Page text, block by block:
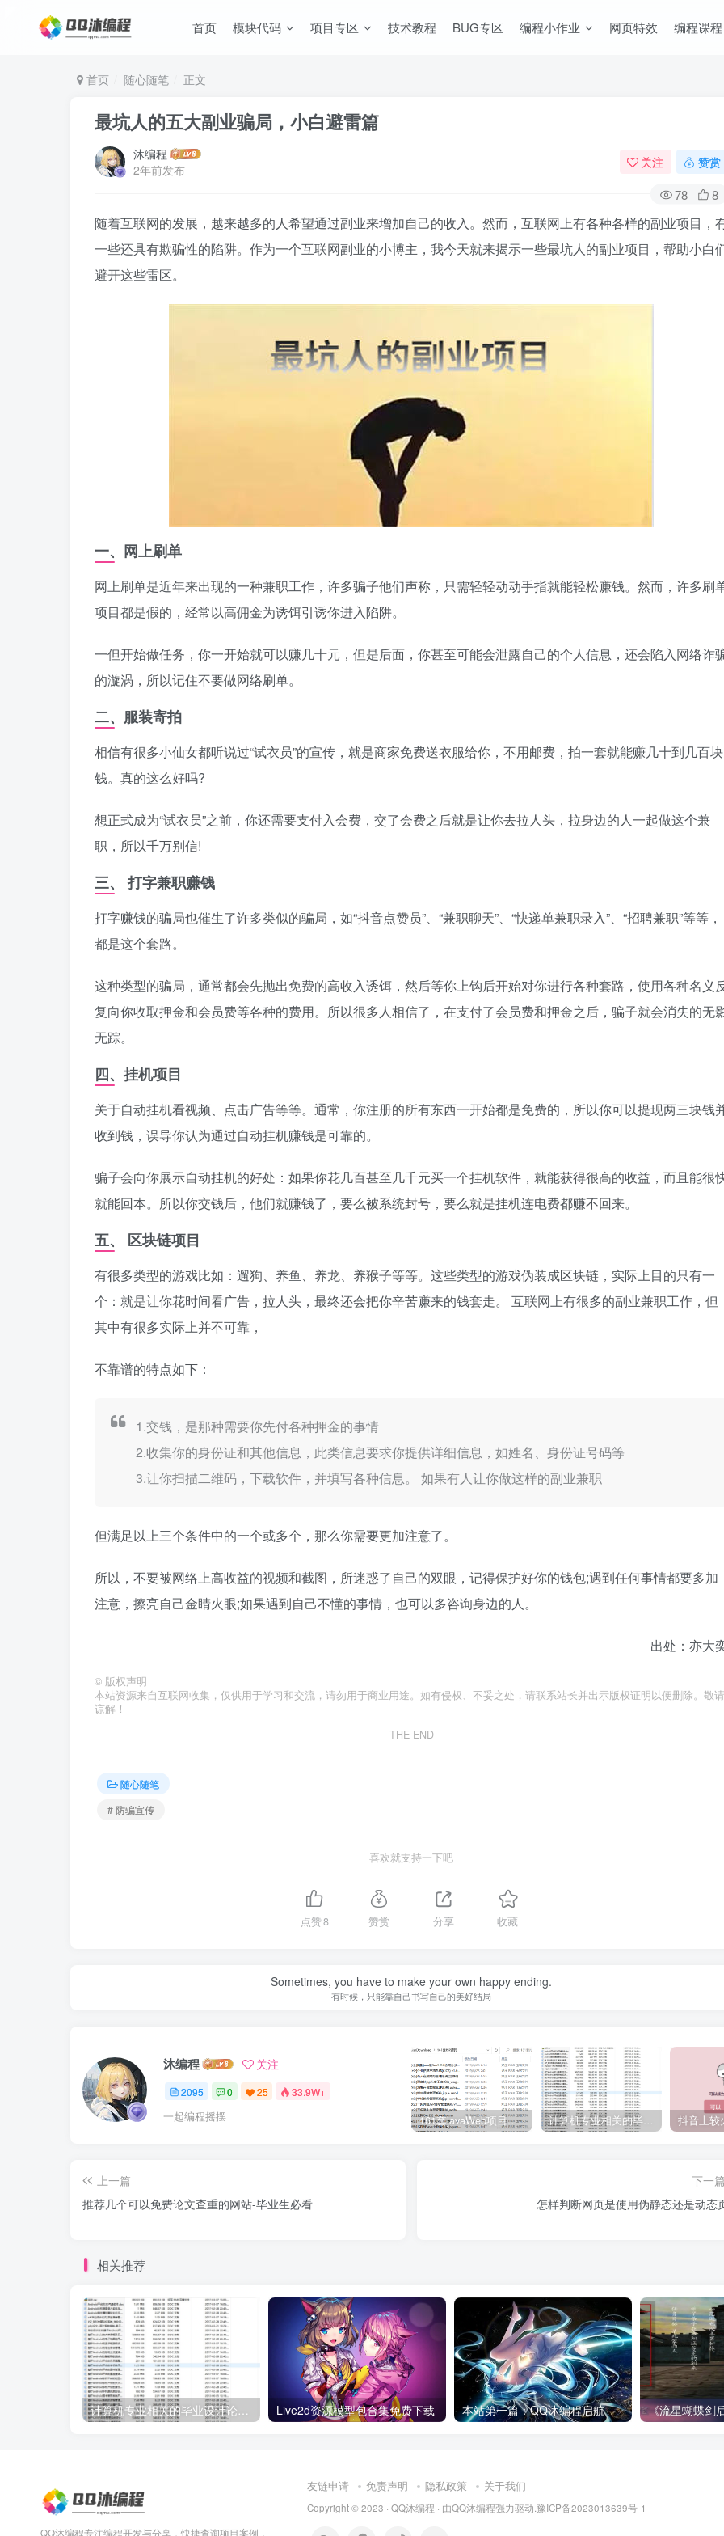
首页 模块代码 项目专区 技术教程 BUG专区 编程小作业 网页特效 编程课程
首页 随心随笔 正文
最坑人的五大副业骗局，小白避雷篇
沐编程
2年前发布
关注 赞赏
78 8
随着互联网的发展，越来越多的人希望通过副业来增加自己的收入。然而，互联网上有各种各样的副业项目，
一些还具有欺骗性的陷阱。作为一个互联网副业的小博主，我今天就来揭示一些最坑人的副业项目，帮助小白
避开这些雷区。
一、网上刷单
网上刷单是近年来出现的一种兼职工作，许多骗子他们声称，只需轻轻动动手指就能轻松赚钱。然而，许多刷
项目都是假的，经常以高佣金为诱饵引诱你进入陷阱。
一但开始做任务，你一开始就可以赚几十元，但是后面，你甚至可能会泄露自己的个人信息，还会陷入网络诈
的漩涡，所以记住不要做网络刷单。
二、服装寄拍
相信有很多小仙女都听说过“试衣员”的宣传，就是商家免费送衣服给你，不用邮费，拍一套就能赚几十到几百块
钱。真的这么好吗?
想正式成为“试衣员”之前，你还需要支付入会费，交了会费之后就是让你去拉人头，拉身边的人一起做这个兼
职，所以千万别信!
三、 打字兼职赚钱
打字赚钱的骗局也催生了许多类似的骗局，如“抖音点赞员”、“兼职聊天”、“快递单兼职录入”、“招聘兼职”等等，
都是这个套路。
这种类型的骗局，通常都会先抛出免费的高收入诱饵，然后等你上钩后开始对你进行各种套路，使用各种名义
复向你收取押金和会员费等各种的费用。所以很多人相信了，在支付了会员费和押金之后，骗子就会消失的无
无踪。
四、挂机项目
关于自动挂机看视频、点击广告等等。通常，你注册的所有东西一开始都是免费的，所以你可以提现两三块钱
收到钱，误导你认为通过自动挂机赚钱是可靠的。
骗子会向你展示自动挂机的好处：如果你花几百甚至几千元买一个挂机软件，就能获得很高的收益，而且能很
就能回本。所以你交钱后，他们就赚钱了，要么被系统封号，要么就是挂机连电费都赚不回来。
五、 区块链项目
有很多类型的游戏比如：遛狗、养鱼、养龙、养猴子等等。这些类型的游戏伪装成区块链，实际上目的只有一
个：就是让你花时间看广告，拉人头，最终还会把你辛苦赚来的钱套走。 互联网上有很多的副业兼职工作，但
其中有很多实际上并不可靠，
不靠谱的特点如下：
1.交钱，是那种需要你先付各种押金的事情
2.收集你的身份证和其他信息，此类信息要求你提供详细信息，如姓名、身份证号码等
3.让你扫描二维码，下载软件，并填写各种信息。 如果有人让你做这样的副业兼职
但满足以上三个条件中的一个或多个，那么你需要更加注意了。
所以，不要被网络上高收益的视频和截图，所迷惑了自己的双眼，记得保护好你的钱包;遇到任何事情都要多加
注意，擦亮自己金睛火眼;如果遇到自己不懂的事情，也可以多咨询身边的人。
出处：亦大
© 版权声明
本站资源来自互联网收集，仅供用于学习和交流，请勿用于商业用途。如有侵权、不妥之处，请联系站长并出示版权证明以便删除。敬请
谅解！
THE END
随心随笔
# 防骗宣传
喜欢就支持一下吧
点赞8 赞赏 分享 收藏
Sometimes, you have to make your own happy ending.
有时候，只能靠自己书写自己的美好结局
沐编程 关注
2095 0 25 33.9W+
一起编程摇摆 161套javaWeb项目源码免费分享 计算机专业相关的毕业设计论文合集免费下载
上一篇
推荐几个可以免费论文查重的网站-毕业生必看
下一
怎样判断网页是使用伪静态还是动态
相关推荐
计算机专业相关的毕业设计论文合集免费下载 Live2d资源模型包合集免费下载 本站第一篇：QQ沐编程启航
QQ沐编程专注编程开发与分享，快捷查询项目案例，
友链申请 免责声明 隐私政策 关于我们
Copyright © 2023 · QQ沐编程 · 由QQ沐编程强力驱动. 豫ICP备2023013639号-1